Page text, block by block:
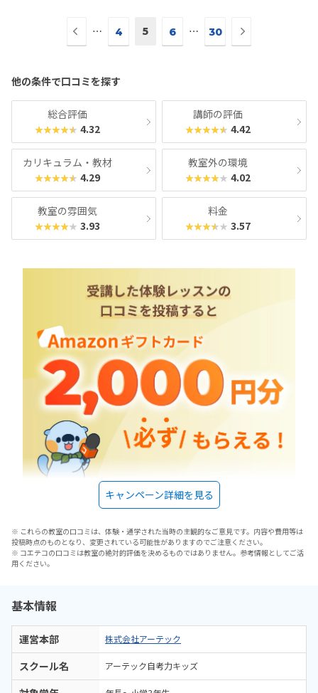
もよく、親としても安心できました。
前
ジ
へ
⋯ 4 5 6 ⋯ 30
次
へ
他の条件で口コミを探す
総合評価
★★★★★ 4.32
講師の評価
★★★★★ 4.42
カリキュラム・教材
★★★★★ 4.29
教室外の環境
★★★★★ 4.02
教室の雰囲気
★★★★★ 3.93
料金
★★★★★ 3.57
キャンペーン詳細を見る
※ これらの教室の口コミは、体験・通学された当時の主観的なご意見です。内容や費用等は
投稿時点のものとなり、変更されている可能性がありますのでご注意ください。
※ コエテコの口コミは教室の絶対的評価を決めるものではありません。参考情報としてご活
用ください。
基本情報
運営本部 株式会社アーテック
スクール名 アーテック自考力キッズ